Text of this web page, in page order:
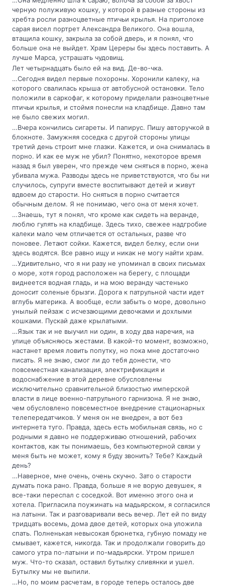
черную полуживую кошку, у которой в разные стороны из
хребта росли разноцветные птичьи крылья. На притолоке
сарая висел портрет Александра Великого. Она вошла,
втащила кошку, закрыла за собой дверь, и я понял, что
больше она не выйдет. Храм Цереры бы здесь поставить. А
лучше Марса, устрашать чудовищ.
Лет четырнадцать было ей на вид. Де-во-чка.
…Сегодня видел первые похороны. Хоронили калеку, на
которого свалилась крыша от автобусной остановки. Тело
положили в саркофаг, к которому приделали разноцветные
птичьи крылья, и стоймя понесли на кладбище. Давно там
не было свежих могил.
…Вчера кончились сигареты. И папирус. Пишу авторучкой в
блокноте. Замужняя соседка с другой стороны улицы
третий день строит мне глазки. Кажется, и она снималась в
порно. И как ее муж не убил? Понятно, некоторое время
назад я был уверен, что прежде чем сняться в порно, жена
убивала мужа. Разводы здесь не приветствуются, что бы ни
случилось, супруги вместе воспитывают детей и живут
вдвоем до старости. Но сняться в порно считается
обычным делом. Я не понимаю, чего она от меня хочет.
…Знаешь, тут я понял, что кроме как сидеть на веранде,
люблю гулять на кладбище. Здесь тихо, свежее надгробие
калеки мало чем отличается от остальных, разве что
поновее. Летают сойки. Кажется, видел белку, если они
здесь водятся. Все равно ищу и никак не могу найти храм.
…Удивительно, что я ни разу не упоминал в своих письмах
о море, хотя город расположен на берегу, с площади
виднеется водная гладь, и на мою веранду частенько
доносит соленые брызги. Дорога к патрульной части идет
вглубь материка. А вообще, если забыть о море, довольно
унылый пейзаж с исчезающими девочками и дохлыми
кошками. Пускай даже крылатыми.
…Язык так и не выучил ни один, в ходу два наречия, на
улице объясняюсь жестами. В какой-то момент, возможно,
настанет время ловить попутку, но пока мне достаточно
писать. Я не знаю, смог ли до тебя донести, что
повсеместная канализация, электрификация и
водоснабжение в этой деревне обусловлены
исключительно сравнительной близостью имперской
власти в лице военно-патрульного гарнизона. Я не знаю,
чем обусловлено повсеместное внедрение стационарных
телепередатчиков. У меня он не внедрен, а вот без
интернета туго. Правда, здесь есть мобильная связь, но с
родными я давно не поддерживаю отношений, рабочих
контактов, как ты понимаешь, без компьютерной связи у
меня быть не может, кому я буду звонить? Тебе? Каждый
день?
…Наверное, мне очень, очень скучно. Зато о старости
думать пока рано. Правда, больше я не ворую девушек, я
все-таки переспал с соседкой. Вот именно этого она и
хотела. Пригласила поужинать на мадьярском, я согласился
на латыни. Так и разговаривали весь вечер. Лет ей по виду
тридцать восемь, дома двое детей, которых она уложила
спать. Полненькая невысокая брюнетка, губную помаду не
смывает, кажется, никогда. Так и продолжали говорить до
самого утра по-латыни и по-мадьярски. Утром пришел
муж. Что-то сказал, оставил бутылку сливянки и ушел.
Бутылку мы не выпили.
…Но, по моим расчетам, в городе теперь осталось две